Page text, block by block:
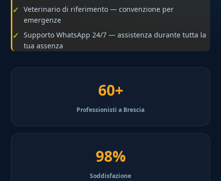
Veterinario di riferimento — convenzione per
emergenze
Supporto WhatsApp 24/7 — assistenza durante tutta la
tua assenza
60+
Professionisti a Brescia
98%
Soddisfazione